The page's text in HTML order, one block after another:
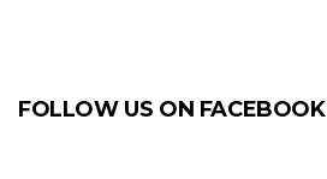
FOLLOW US ON FACEBOOK